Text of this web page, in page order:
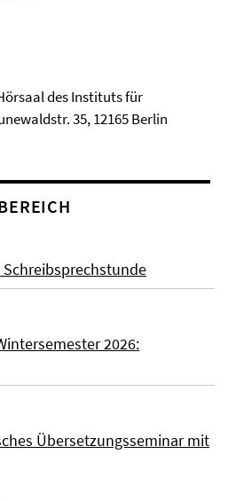
des Instituts für
35, 12165 Berlin
2026:
Übersetzungsseminar mit